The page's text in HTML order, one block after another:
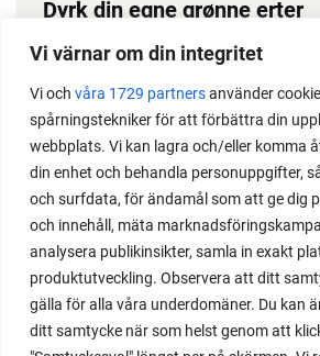
Vi värnar om din integritet
Vi och våra 1729 partnersanvänder
spårningstekniker för att förbättra din
webbplats. Vi kan lagra och/eller komma
din enhet och behandla personuppgifter,
och surfdata, för ändamål som att ge dig
och innehåll, mäta
analysera publikinsikter, samla in exakt
produktutveckling. Observera att ditt
gälla för alla våra underdomäner. Du kan
ditt samtycke när som helst genom att
Dyrk din egne grønne erter
Erter gir stor avling, dessuten klarer
en gullgruve i kjøkkenhagen. Her får
ertedyrketips.